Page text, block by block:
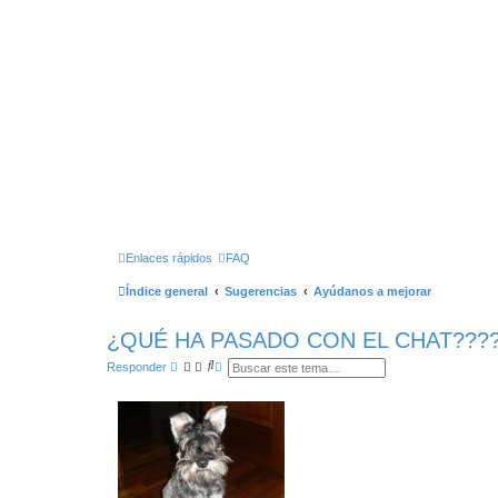
Enlaces rápidos FAQ
Índice general Sugerencias Ayúdanos a mejorar
¿QUÉ HA PASADO CON EL
Responder
B
c
a
r
B
q
u
e
d
a
a
v